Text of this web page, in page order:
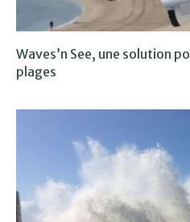
Waves’n See, une solution
plages